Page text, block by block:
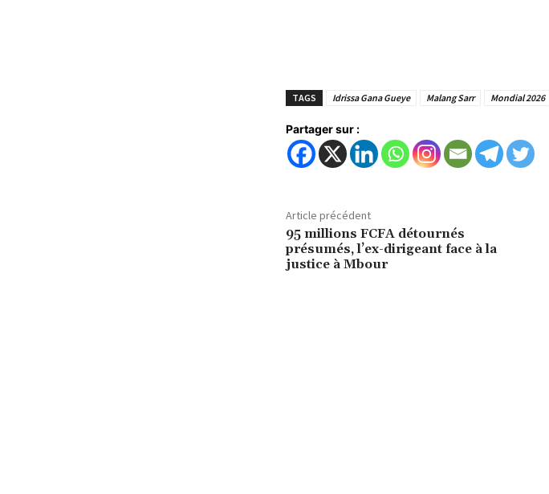
TAGS Idrissa Gana Gueye Malang Sarr Mondial 2026
Partager sur :
Article précédent
95 millions FCFA détournés
présumés, l’ex-dirigeant face à la
justice à Mbour